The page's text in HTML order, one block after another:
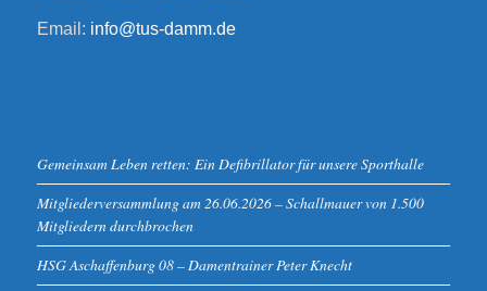
Email: info@tus-damm.de
Gemeinsam Leben retten: Ein Defibrillator für unsere Sporthalle
Mitgliederversammlung am 26.06.2026 – Schallmauer von 1.500
Mitgliedern durchbrochen
HSG Aschaffenburg 08 – Damentrainer Peter Knecht